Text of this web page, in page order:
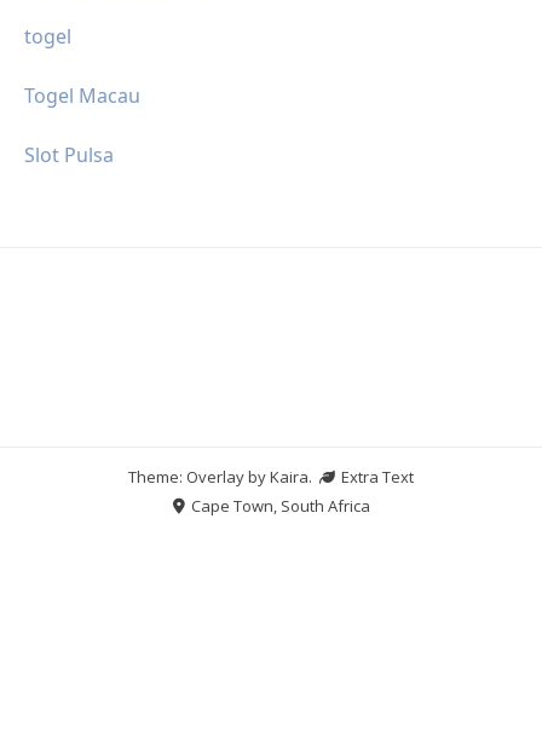
togel
Togel Macau
Slot Pulsa
Theme: Overlay byKaira.
Extra Text
Cape Town, South Africa